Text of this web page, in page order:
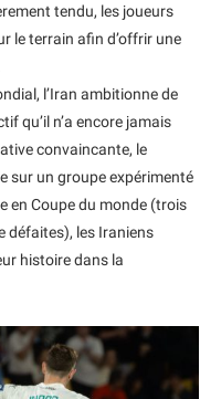
tendu, les joueurs
le terrain afin d’offrir une
l’Iran ambitionne de
qu’il n’a encore jamais
convaincante, le
sur un groupe expérimenté
en Coupe du monde (trois
défaites), les Iraniens
histoire dans la